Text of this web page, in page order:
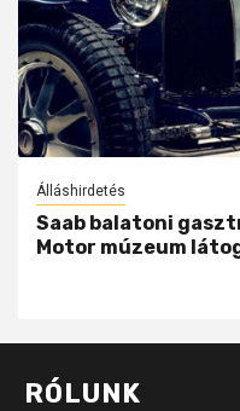
Álláshirdetés
Saab balatoni
Motor múzeum
RÓLUNK